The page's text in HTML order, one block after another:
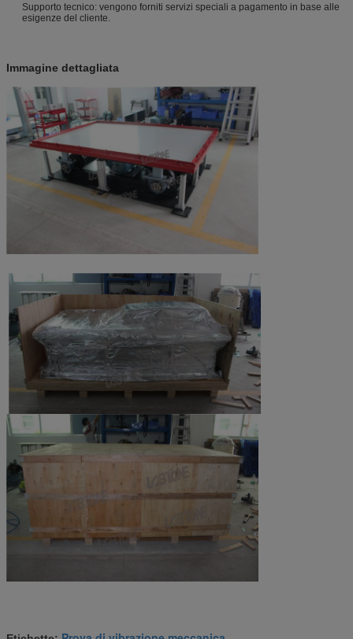
Supporto tecnico: vengono forniti servizi speciali a pagamento in base alle
esigenze del cliente.
Immagine dettagliata